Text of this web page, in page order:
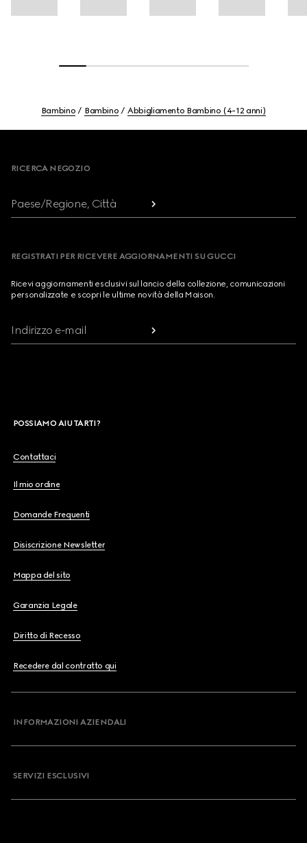
Bambino Bambino Abbigliamento Bambino (4-12 anni)
RICERCA NEGOZIO
Paese/Regione, Città
REGISTRATI PER RICEVERE AGGIORNAMENTI SU GUCCI
Ricevi aggiornamenti esclusivi sul lancio della collezione, comunicazioni
personalizzate e scopri le ultime novità della Maison.
Indirizzo e-mail
POSSIAMO AIUTARTI?
Contattaci
Il mio ordine
Domande Frequenti
Disiscrizione Newsletter
Mappa del sito
Garanzia Legale
Diritto di Recesso
Recedere dal contratto qui
INFORMAZIONI AZIENDALI
SERVIZI ESCLUSIVI